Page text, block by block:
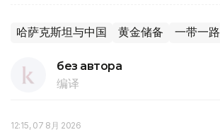
哈萨克斯坦与中国 黄金储备 一带一路
без автора
编译
12:15, 07 8月 2026